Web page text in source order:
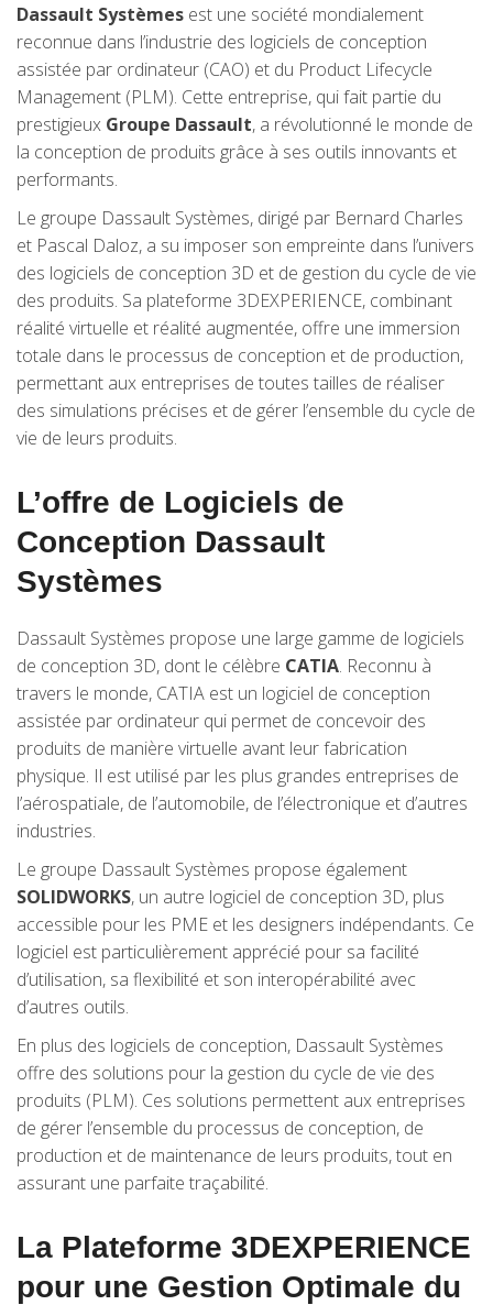
Dassault Systèmes est une société mondialement
reconnue dans l’industrie des logiciels de conception
assistée par ordinateur (CAO) et du Product Lifecycle
Management (PLM). Cette entreprise, qui fait partie du
prestigieux Groupe Dassault, a révolutionné le monde de
la conception de produits grâce à ses outils innovants et
performants.
Le groupe Dassault Systèmes, dirigé par Bernard Charles
et Pascal Daloz, a su imposer son empreinte dans l’univers
des logiciels de conception 3D et de gestion du cycle de vie
des produits. Sa plateforme 3DEXPERIENCE, combinant
réalité virtuelle et réalité augmentée, offre une immersion
totale dans le processus de conception et de production,
permettant aux entreprises de toutes tailles de réaliser
des simulations précises et de gérer l’ensemble du cycle de
vie de leurs produits.
L’offre de Logiciels de
Conception Dassault
Systèmes
Dassault Systèmes propose une large gamme de logiciels
de conception 3D, dont le célèbre CATIA. Reconnu à
travers le monde, CATIA est un logiciel de conception
assistée par ordinateur qui permet de concevoir des
produits de manière virtuelle avant leur fabrication
physique. Il est utilisé par les plus grandes entreprises de
l’aérospatiale, de l’automobile, de l’électronique et d’autres
industries.
Le groupe Dassault Systèmes propose également
SOLIDWORKS, un autre logiciel de conception 3D, plus
accessible pour les PME et les designers indépendants. Ce
logiciel est particulièrement apprécié pour sa facilité
d’utilisation, sa flexibilité et son interopérabilité avec
d’autres outils.
En plus des logiciels de conception, Dassault Systèmes
offre des solutions pour la gestion du cycle de vie des
produits (PLM). Ces solutions permettent aux entreprises
de gérer l’ensemble du processus de conception, de
production et de maintenance de leurs produits, tout en
assurant une parfaite traçabilité.
La Plateforme 3DEXPERIENCE
pour une Gestion Optimale du